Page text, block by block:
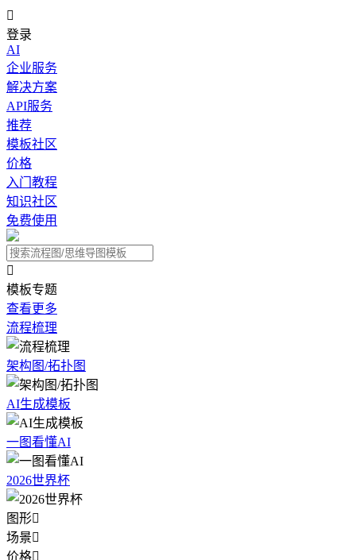

登录
AI
企业服务
解决方案
API服务
推荐
模板社区
价格
入门教程
知识社区
免费使用

模板专题
查看更多
流程梳理
架构图/拓扑图
AI生成模板
一图看懂AI
2026世界杯
图形
场景
价格